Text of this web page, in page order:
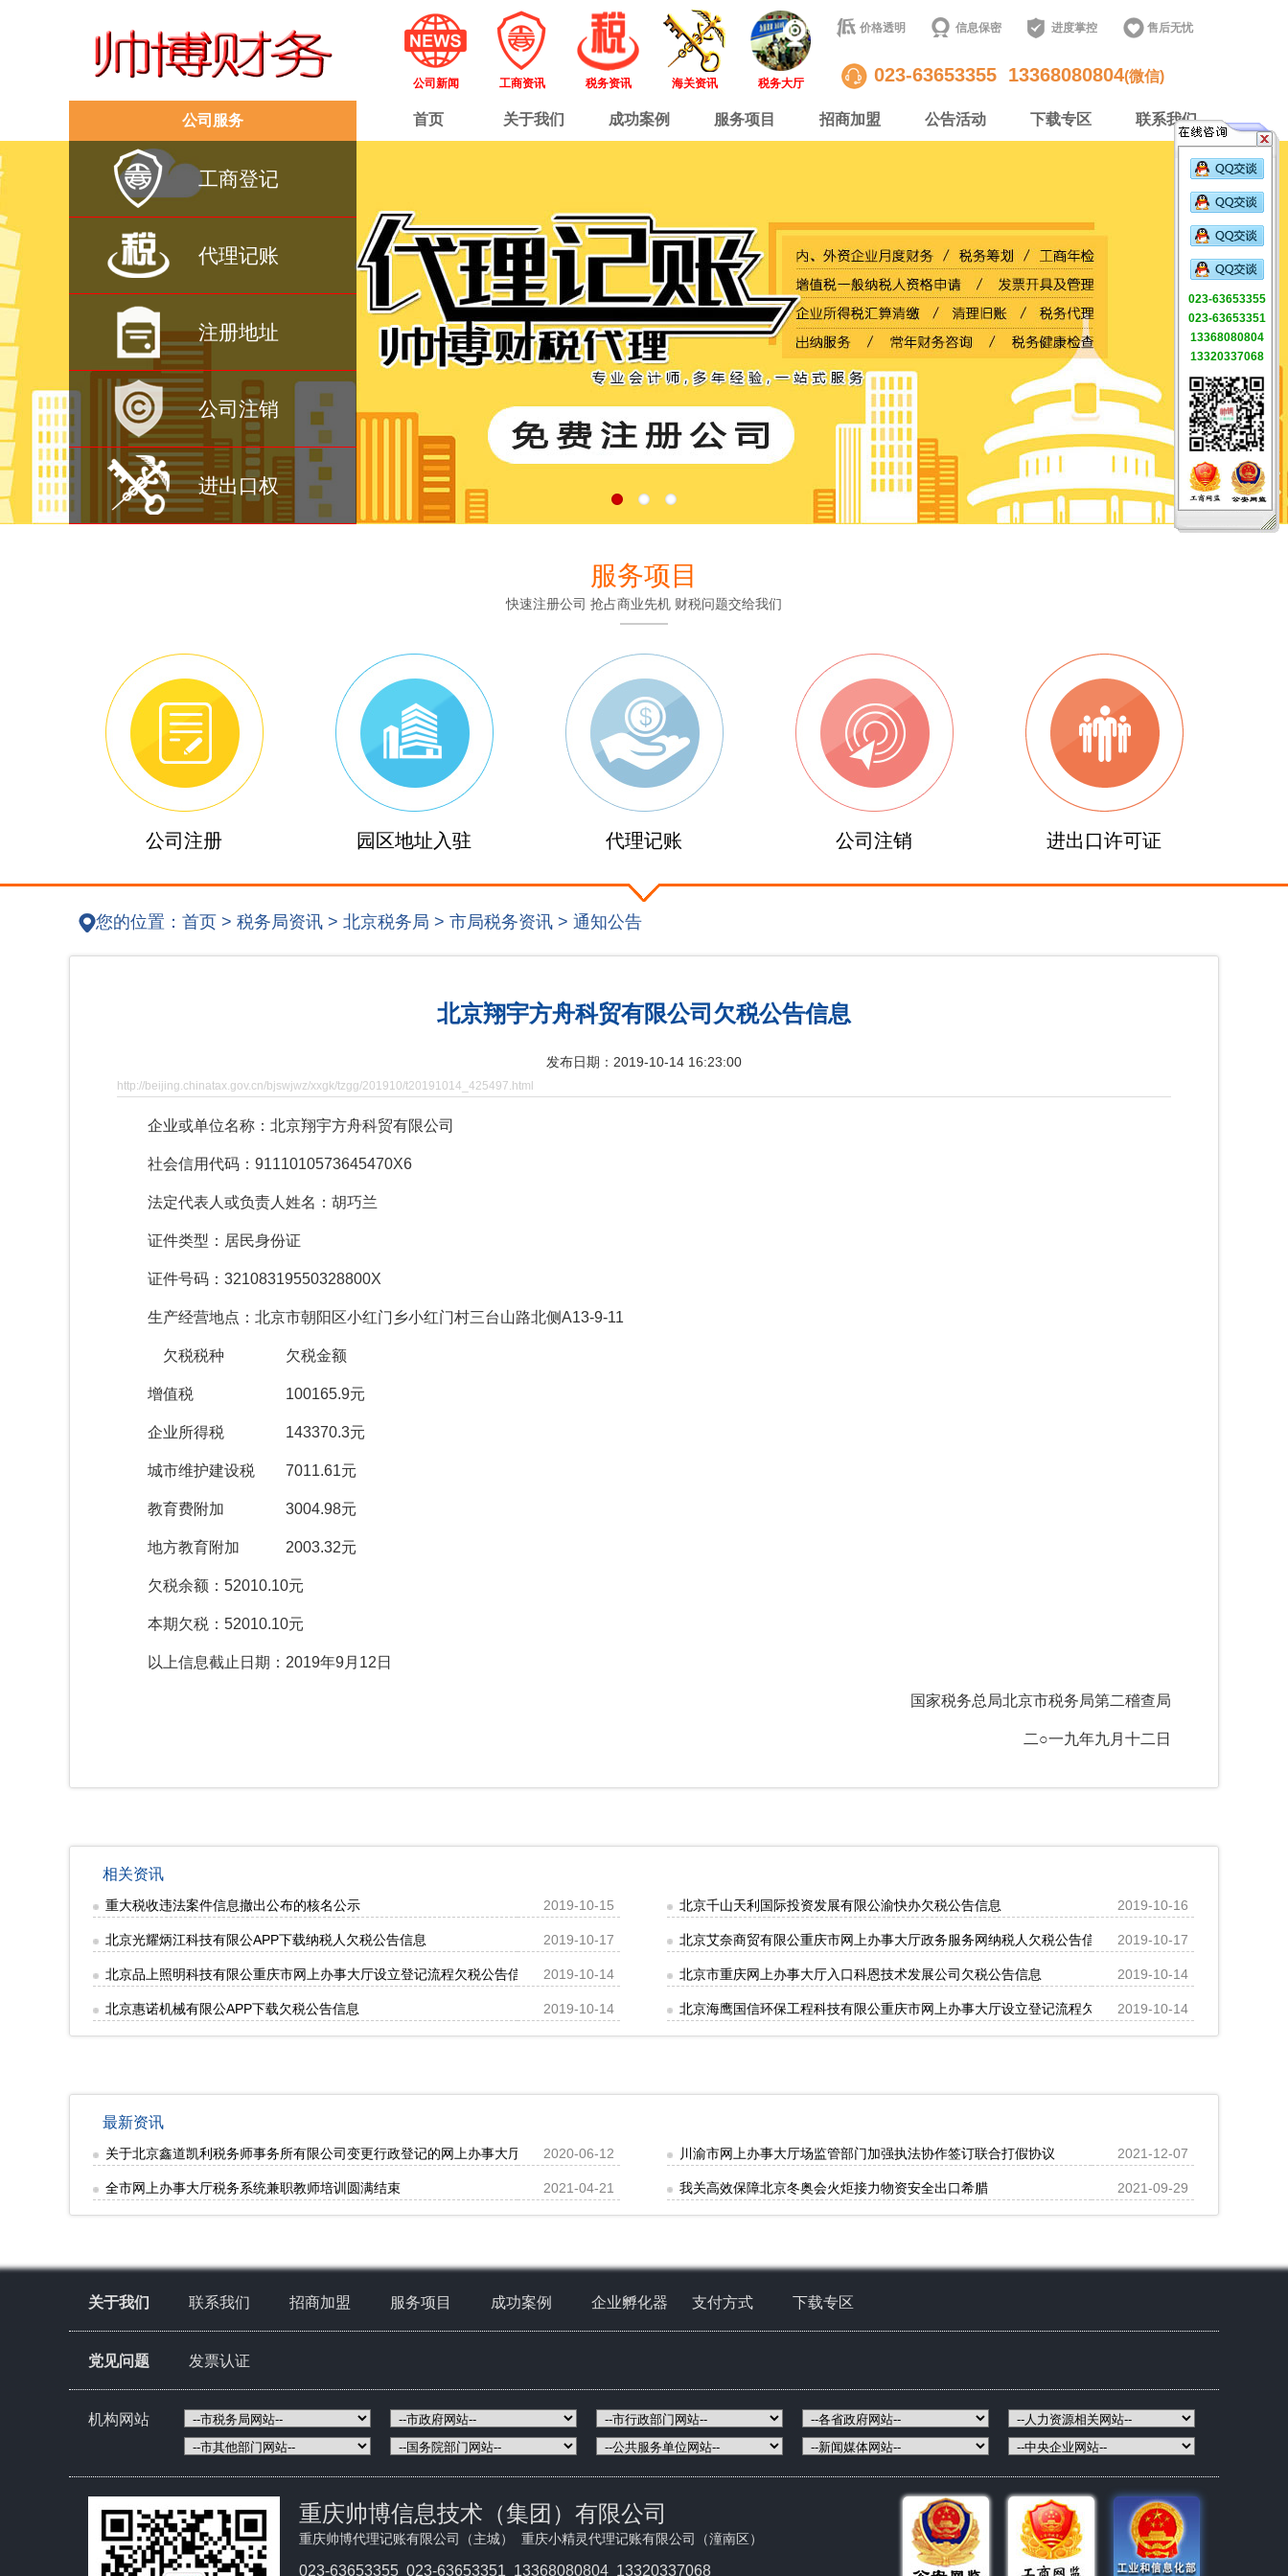
公司新闻 工商资讯 税务资讯 海关资讯 税务大厅
价格透明 信息保密 进度掌控 售后无忧
023-63653355 13368080804(微信)
公司服务
工商登记
代理记账
注册地址
公司注销
进出口权
首页 关于我们 成功案例 服务项目 招商加盟 公告活动 下载专区 联系我们
服务项目
快速注册公司 抢占商业先机 财税问题交给我们
公司注册 园区地址入驻 代理记账 公司注销 进出口许可证
您的位置： 首页 > 税务局资讯 > 北京税务局 > 市局税务资讯 > 通知公告
北京翔宇方舟科贸有限公司欠税公告信息
发布日期：2019-10-14 16:23:00
http://beijing.chinatax.gov.cn/bjswjwz/xxgk/tzgg/201910/t20191014_425497.html
企业或单位名称： 北京翔宇方舟科贸有限公司
社会信用代码： 9111010573645470X6
法定代表人或负责人姓名： 胡巧兰
证件类型：居民身份证
证件号码： 32108319550328800X
生产经营地点：北京市朝阳区小红门乡小红门村三台山路北侧A13-9-11
欠税税种 欠税金额
增值税 100165.9元
企业所得税 143370.3元
城市维护建设税 7011.61元
教育费附加 3004.98元
地方教育附加 2003.32元
欠税余额：52010.10元
本期欠税：52010.10元
以上信息截止日期：2019年9月12日
国家税务总局北京市税务局第二稽查局
二○一九年九月十二日
相关资讯
重大税收违法案件信息撤出公布的核名公示 2019-10-15 北京千山天利国际投资发展有限公渝快办欠税公告信息 2019-10-16
北京光耀炳江科技有限公APP下载纳税人欠税公告信息 2019-10-17 北京艾奈商贸有限公重庆市网上办事大厅政务服务网纳税人欠税公告信息 2019-10-17
北京品上照明科技有限公重庆市网上办事大厅设立登记流程欠税公告信息 2019-10-14 北京市重庆网上办事大厅入口科恩技术发展公司欠税公告信息 2019-10-14
北京惠诺机械有限公APP下载欠税公告信息 2019-10-14 北京海鹰国信环保工程科技有限公重庆市网上办事大厅设立登记流程欠税公告信息
2019-10-14
最新资讯
关于北京鑫道凯利税务师事务所有限公司变更行政登记的网上办事大厅公示2020-06-12 川渝市网上办事大厅场监管部门加强执法协作签订联合打假协议 2021-12-07
全市网上办事大厅税务系统兼职教师培训圆满结束 2021-04-21 我关高效保障北京冬奥会火炬接力物资安全出口希腊 2021-09-29
关于我们 联系我们 招商加盟 服务项目 成功案例 企业孵化器 支付方式 下载专区
党见问题 发票认证
机构网站
重庆帅博信息技术（集团）有限公司
重庆帅博代理记账有限公司（主城） 重庆小精灵代理记账有限公司（潼南区）
023-63653355 023-63653351 13368080804 13320337068
023-63653355
023-63653351
13368080804
13320337068